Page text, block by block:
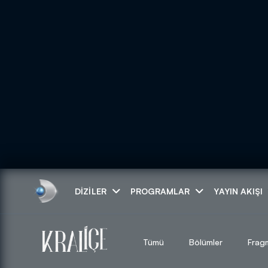
DIZILER PROGRAMLAR YAYIN AKIŞI
Tümü Bölümler